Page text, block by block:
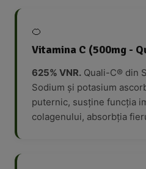
🍊
Vitamina C (500mg -
625% VNR. Quali-C® din
Sodium și potasium
puternic, susține funcția
colagenului, absorbția